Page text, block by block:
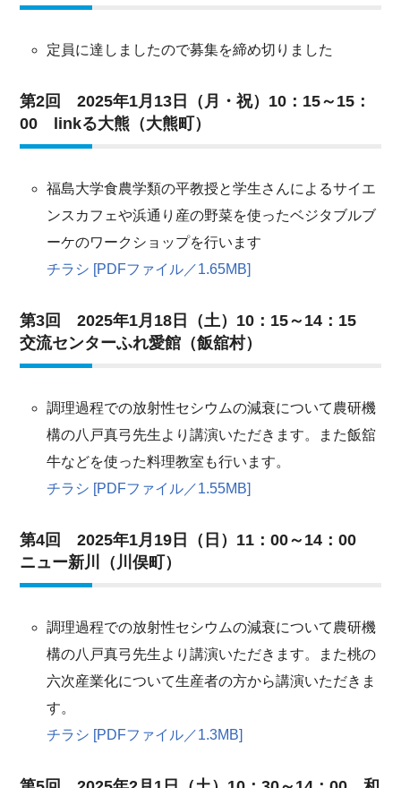
定員に達しましたので募集を締め切りました
第2回 2025年1月13日（月・祝）10：15～15：
00 linkる大熊（大熊町）
福島大学食農学類の平教授と学生さんによるサイエ
ンスカフェや浜通り産の野菜を使ったベジタブルブ
ーケのワークショップを行います
チラシ [PDFファイル／1.65MB]
第3回 2025年1月18日（土）10：15～14：15
交流センターふれ愛館（飯舘村）
調理過程での放射性セシウムの減衰について農研機
構の八戸真弓先生より講演いただきます。また飯舘
牛などを使った料理教室も行います。
チラシ [PDFファイル／1.55MB]
第4回 2025年1月19日（日）11：00～14：00
ニュー新川（川俣町）
調理過程での放射性セシウムの減衰について農研機
構の八戸真弓先生より講演いただきます。また桃の
六次産業化について生産者の方から講演いただきま
す。
チラシ [PDFファイル／1.3MB]